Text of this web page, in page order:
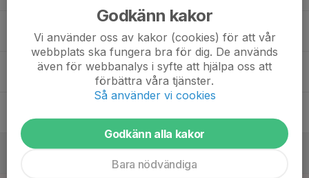
Godkänn kakor
Vi använder oss av kakor (cookies) för att vår
webbplats ska fungera bra för dig. De används
även för webbanalys i syfte att hjälpa oss att
förbättra våra tjänster.
Så använder vi cookies
Godkänn alla kakor
Bara nödvändiga